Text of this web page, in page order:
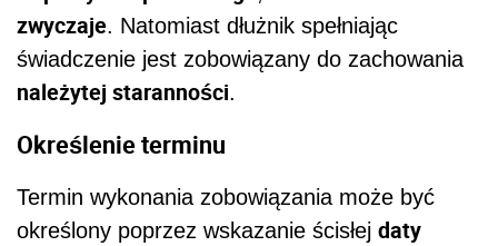
zwyczaje. Natomiast dłużnik spełniając
świadczenie jest zobowiązany do zachowania
należytej staranności.
Określenie terminu
Termin wykonania zobowiązania może być
określony poprzez wskazanie ścisłej daty